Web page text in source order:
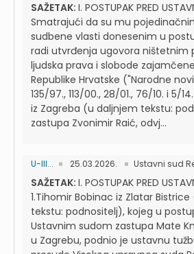
SAŽETAK: I. POSTUPAK PRED
Smatrajući da su mu
sudbene vlasti donesenim u
radi utvrđenja ugovora ništetnim
ljudska prava i slobode
Republike Hrvatske ("Narodne
135/97., 113/00., 28/01., 76/10. i 5/
iz Zagreba (u daljnjem tekstu:
zastupa Zvonimir Raić, odvj...
U-III... 25.03.2026. Ustavni sud
SAŽETAK: I. POSTUPAK PRED
1.Tihomir Bobinac iz Zlatar
tekstu: podnositelj), kojeg u
Ustavnim sudom zastupa Mate
u Zagrebu, podnio je ustavnu